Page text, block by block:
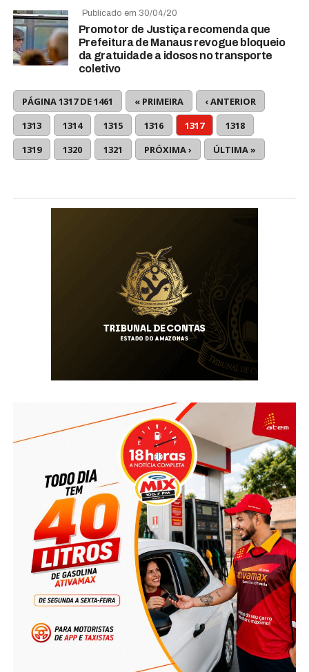
Publicado em 30/04/20
Promotor de Justiça recomenda que
Prefeitura de Manaus revogue bloqueio
da gratuidade a idosos no transporte
coletivo
PÁGINA 1317 DE 1461 « PRIMEIRA
‹ ANTERIOR
1313
1314 1315 1316 1317
1318
1319
1320 1321 PRÓXIMA › ÚLTIMA »